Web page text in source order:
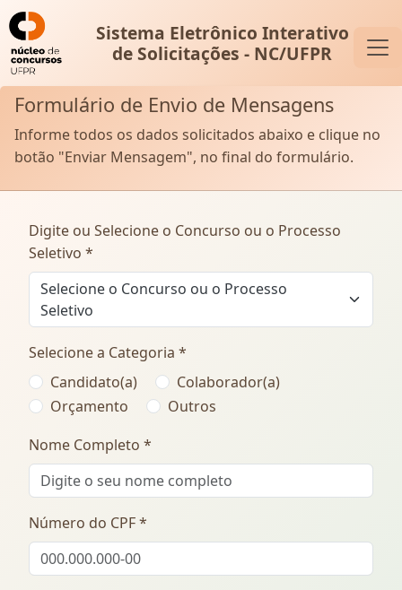
Sistema Eletrônico Interativo
de Solicitações - NC/UFPR
Formulário de Envio de Mensagens
Informe todos os dados solicitados abaixo e clique no
botão "Enviar Mensagem", no final do formulário.
Digite ou Selecione o Concurso ou o Processo
Seletivo *
Selecione o Concurso ou o Processo
Seletivo
Selecione a Categoria *
Candidato(a)
Colaborador(a)
Orçamento
Outros
Nome Completo *
Número do CPF *